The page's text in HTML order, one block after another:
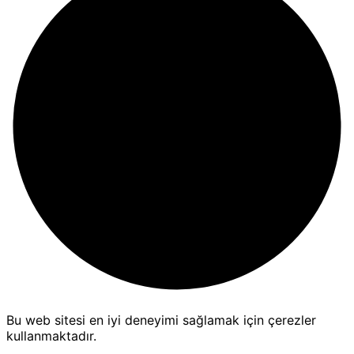
Bu web sitesi en iyi deneyimi sağlamak için çerezler
kullanmaktadır.